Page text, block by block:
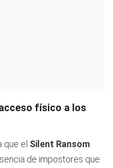
físico a los
que el Silent Ransom
de impostores que